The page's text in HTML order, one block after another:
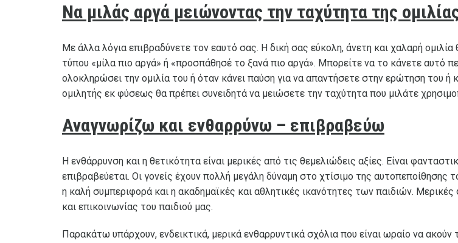
Να μιλάς αργά μειώνοντας την ταχύτητα της
Με άλλα λόγια επιβραδύνετε τον εαυτό σας. Η δική σας εύκολη, άνετη και χαλαρή
τύπου «μίλα πιο αργά» ή «προσπάθησέ το ξανά πιο αργά». Μπορείτε να το κάνετε αυτό
ολοκληρώσει την ομιλία του ή όταν κάνει παύση για να απαντήσετε στην ερώτηση του ή
ομιλητής εκ φύσεως θα πρέπει συνειδητά να μειώσετε την ταχύτητα που μιλάτε
Αναγνωρίζω και ενθαρρύνω – επιβραβεύω
Η ενθάρρυνση και η θετικότητα είναι μερικές από τις θεμελιώδεις αξίες. Είναι
επιβραβεύεται. Οι γονείς έχουν πολλή μεγάλη δύναμη στο χτίσιμο της
η καλή συμπεριφορά και η ακαδημαϊκές και αθλητικές ικανότητες των παιδιών.
και επικοινωνίας του παιδιού μας.
Παρακάτω υπάρχουν, ενδεικτικά, μερικά ενθαρρυντικά σχόλια που είναι ωραίο να